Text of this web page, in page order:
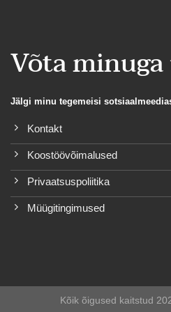
Võta
Jälgi minu tegemeisi
Kontakt
Koostöövõimalused
Privaatsuspoliitika
Müügitingimused
Kõik õigused kaitstud